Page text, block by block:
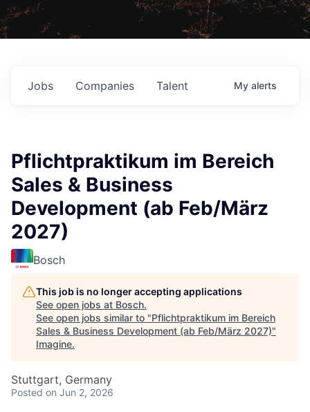
Jobs Companies Talent My alerts
Pflichtpraktikum im Bereich
Sales & Business
Development (ab Feb/März
2027)
Bosch
This job is no longer accepting applications
See open jobs at Bosch.
See open jobs similar to "Pflichtpraktikum im Bereich
Sales & Business Development (ab Feb/März 2027)"
Imagine.
Stuttgart, Germany
Posted on Jun 2, 2026